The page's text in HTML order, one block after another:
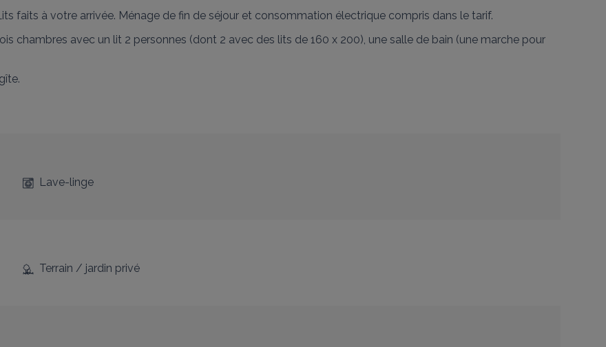
faits à votre arrivée. Ménage de fin de séjour et consommation électrique compris dans le tarif.
chambres avec un lit 2 personnes (dont 2 avec des lits de 160 x 200), une salle de bain (une marche pour
Lave-linge
Terrain / jardin privé